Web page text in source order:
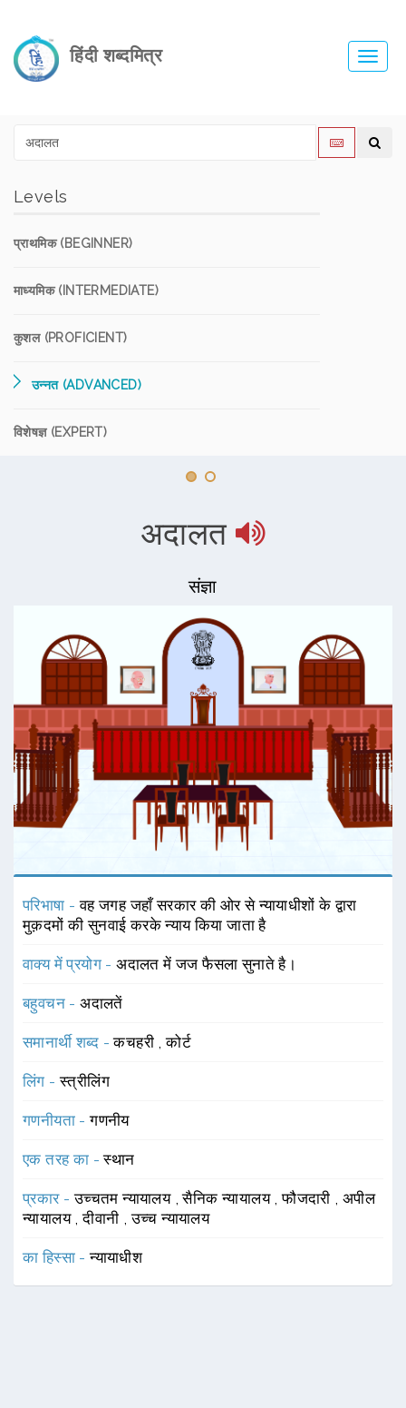
हिंदी शब्दमित्र
Levels
प्राथमिक (BEGINNER)
माध्यमिक (INTERMEDIATE)
कुशल (PROFICIENT)
उन्नत (ADVANCED)
विशेषज्ञ (EXPERT)
अदालत
संज्ञा
परिभाषा -वह जगह जहाँ सरकार की ओर से न्यायाधीशों के द्वारा
मुक़दमों की सुनवाई करके न्याय किया जाता है
वाक्य में प्रयोग -अदालत में जज फैसला सुनाते है।
बहुवचन -अदालतें
समानार्थी शब्द -कचहरी ,कोर्ट
लिंग -स्त्रीलिंग
गणनीयता -गणनीय
एक तरह का -स्थान
प्रकार -उच्चतम न्यायालय ,सैनिक न्यायालय ,फौजदारी ,अपील
न्यायालय ,दीवानी ,उच्च न्यायालय
का हिस्सा -न्यायाधीश